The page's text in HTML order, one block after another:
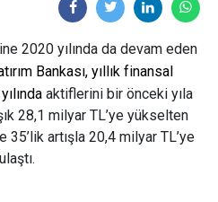
2020 yılında da devam eden
Bankası, yıllık finansal
aktiflerini bir önceki yıla
28,1 milyar TL’ye yükselten
35’lik artışla 20,4 milyar TL’ye
ulaştı.